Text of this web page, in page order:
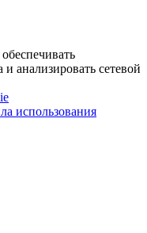
анализировать сетевой
использования